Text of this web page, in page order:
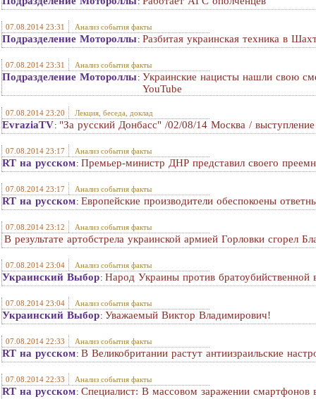
07.08.2014 23:31 Анализ события факты
Подразделение Мотороллы: Разбитая украинская техника в
07.08.2014 23:31 Анализ события факты
Подразделение Мотороллы: Украинские нацисты нашли свою
YouTube
07.08.2014 23:20 Лекция, беседа, доклад
EvraziaTV: "За русский Донбасс" /02/08/14 Москва /
07.08.2014 23:17 Анализ события факты
RT на русском: Премьер-министр ДНР представил своего
07.08.2014 23:17 Анализ события факты
RT на русском: Европейские производители обеспокоены
07.08.2014 23:12 Анализ события факты
В результате артобстрела украинской армией Горловки сгорел
07.08.2014 23:04 Анализ события факты
Украинский Выбор: Народ Украины против братоубийственной
07.08.2014 23:04 Анализ события факты
Украинский Выбор: Уважаемый Виктор Владимирович!
07.08.2014 22:33 Анализ события факты
RT на русском: В Великобритании растут антиизраильские
07.08.2014 22:33 Анализ события факты
RT на русском: Специалист: В массовом заражении смартфонов